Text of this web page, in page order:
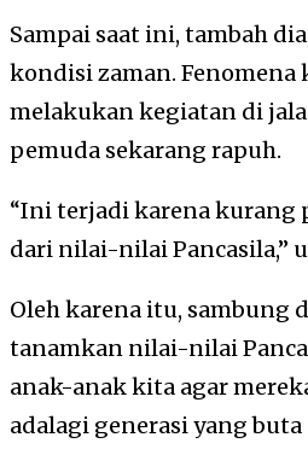
Sampai saat ini, tambah
kondisi zaman.
melakukan kegiatan di
pemuda sekarang rapuh.
“Ini terjadi karena kurang
dari nilai-nilai Pancasila,”
Oleh karena itu, sambung
tanamkan nilai-nilai
anak-anak kita agar
adalagi generasi yang